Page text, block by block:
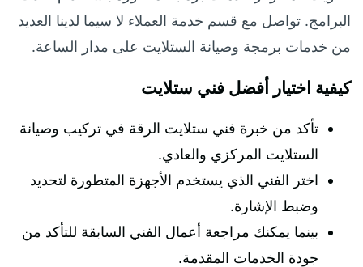
البرامج. تواصل مع قسم خدمة العملاء لا سيما لدينا العديد
من خدمات برمجة وصيانة الستلايت على مدار الساعة.
كيفية اختيار أفضل فني ستلايت
تأكد من خبرة فني ستلايت الرقة في تركيب وصيانة
الستلايت المركزي والعادي.
اختر الفني الذي يستخدم الأجهزة المتطورة لتحديد
وضبط الإشارة.
بينما يمكنك مراجعة أعمال الفني السابقة للتأكد من
جودة الخدمات المقدمة.